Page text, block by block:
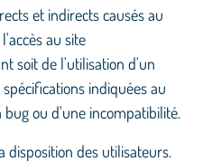
et indirects causés au
au site
soit de l'utilisation d'un
indiquées au
ou d'une incompatibilité.
disposition des utilisateurs.